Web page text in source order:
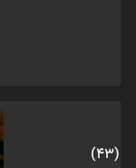
(43)